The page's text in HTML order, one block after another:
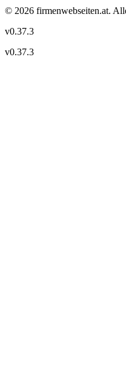
© 2026 firmenwebseiten.at.
v0.37.3
v0.37.3